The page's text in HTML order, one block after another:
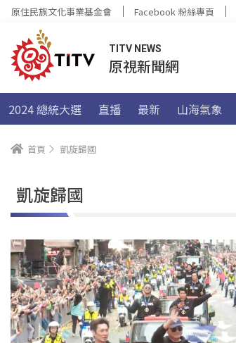
原住民族文化事業基金會 Facebook 粉絲專頁
TITV NEWS
原視新聞網
2024 總統大選 直播 最新 山海氣象
首頁 凱旋歸國
凱旋歸國